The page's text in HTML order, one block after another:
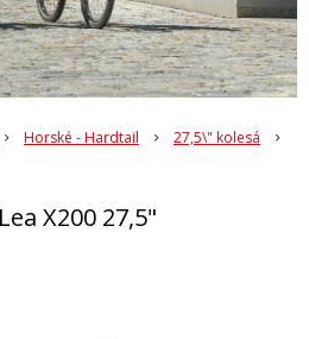
Horské - Hardtail
27,5\" kolesá
X200 27,5"